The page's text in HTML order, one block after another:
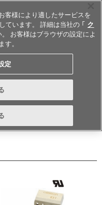
お問い合わせ
客様により適したサービスを
ています。 詳細は当社の 「 ク
。 お客様はブラウザの設定によ
す。
定